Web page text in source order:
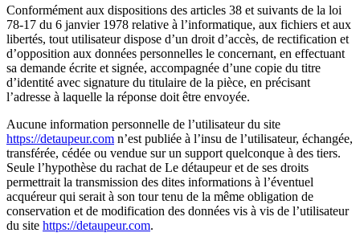
Conformément aux dispositions des articles 38 et suivants de la loi
78-17 du 6 janvier 1978 relative à l’informatique, aux fichiers et aux
libertés, tout utilisateur dispose d’un droit d’accès, de rectification et
d’opposition aux données personnelles le concernant, en effectuant
sa demande écrite et signée, accompagnée d’une copie du titre
d’identité avec signature du titulaire de la pièce, en précisant
l’adresse à laquelle la réponse doit être envoyée.
Aucune information personnelle de l’utilisateur du site
https://detaupeur.com n’est publiée à l’insu de l’utilisateur, échangée,
transférée, cédée ou vendue sur un support quelconque à des tiers.
Seule l’hypothèse du rachat de Le détaupeur et de ses droits
permettrait la transmission des dites informations à l’éventuel
acquéreur qui serait à son tour tenu de la même obligation de
conservation et de modification des données vis à vis de l’utilisateur
du site https://detaupeur.com.